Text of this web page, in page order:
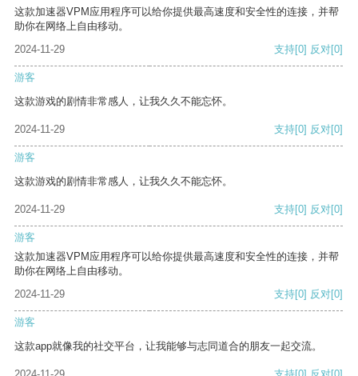
这款加速器VPM应用程序可以给你提供最高速度和安全性的连接，并帮
助你在网络上自由移动。
2024-11-29
支持[0] 反对[0]
游客
这款游戏的剧情非常感人，让我久久不能忘怀。
2024-11-29 支持[0] 反对[0]
游客
这款游戏的剧情非常感人，让我久久不能忘怀。
2024-11-29 支持[0] 反对[0]
游客
这款加速器VPM应用程序可以给你提供最高速度和安全性的连接，并帮
助你在网络上自由移动。
2024-11-29
支持[0] 反对[0]
游客
这款app就像我的社交平台，让我能够与志同道合的朋友一起交流。